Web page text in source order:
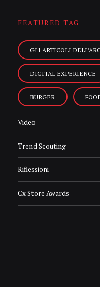
FEATURED TAG
GLI ARTICOLI
DIGITAL EXPERIENCE
BURGER
Video
Trend Scouting
Riflessioni
Cx Store Awards